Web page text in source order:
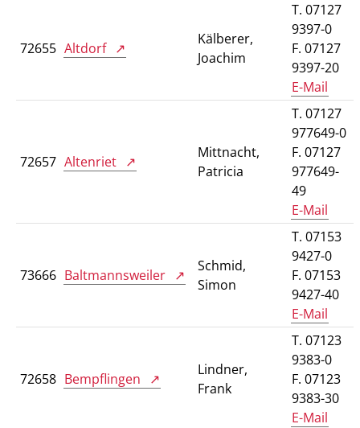
72655 Altdorf
Kälberer,
Joachim
T. 07127
9397-0
F. 07127
9397-20
E-Mail
72657 Altenriet
Mittnacht,
Patricia
T. 07127
977649-0
F. 07127
977649-
49
E-Mail
73666 Baltmannsweiler
Schmid,
Simon
T. 07153
9427-0
F. 07153
9427-40
E-Mail
72658 Bempflingen
Lindner,
Frank
T. 07123
9383-0
F. 07123
9383-30
E-Mail